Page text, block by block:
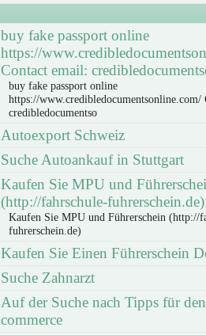
buy fake passport online
https://
Contact email:
buy fake passport online
https://www.credibledocumentsonline.com/
credibledocumentso
Autoexport Schweiz
Suche Autoankauf in Stuttgart
Kaufen Sie MPU und
(http://fahrschule-fuhrerschein.de)
Kaufen Sie MPU und Führerschein (http://
fuhrerschein.de)
Kaufen Sie Einen Führerschein
Suche Zahnarzt
Auf der Suche nach Tipps für
commerce